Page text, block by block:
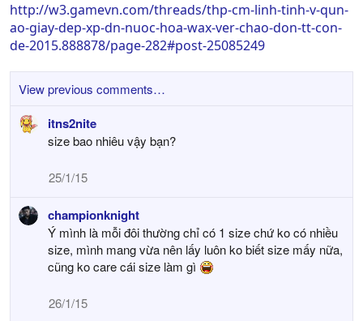
http://w3.gamevn.com/threads/thp-cm-linh-tinh-v-qun-
ao-giay-dep-xp-dn-nuoc-hoa-wax-ver-chao-don-tt-con-
de-2015.888878/page-282#post-25085249
View previous comments…
itns2nite
size bao nhiêu vậy bạn?
25/1/15
championknight
Ý mình là mỗi đôi thường chỉ có 1 size chứ ko có nhiều
size, mình mang vừa nên lấy luôn ko biết size mấy nữa,
cũng ko care cái size làm gì
26/1/15